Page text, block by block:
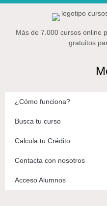
Más de 7.000 cursos online
gratuitos
¿Cómo funciona?
Busca tu curso
Calcula tu Crédito
Contacta con nosotros
Acceso Alumnos